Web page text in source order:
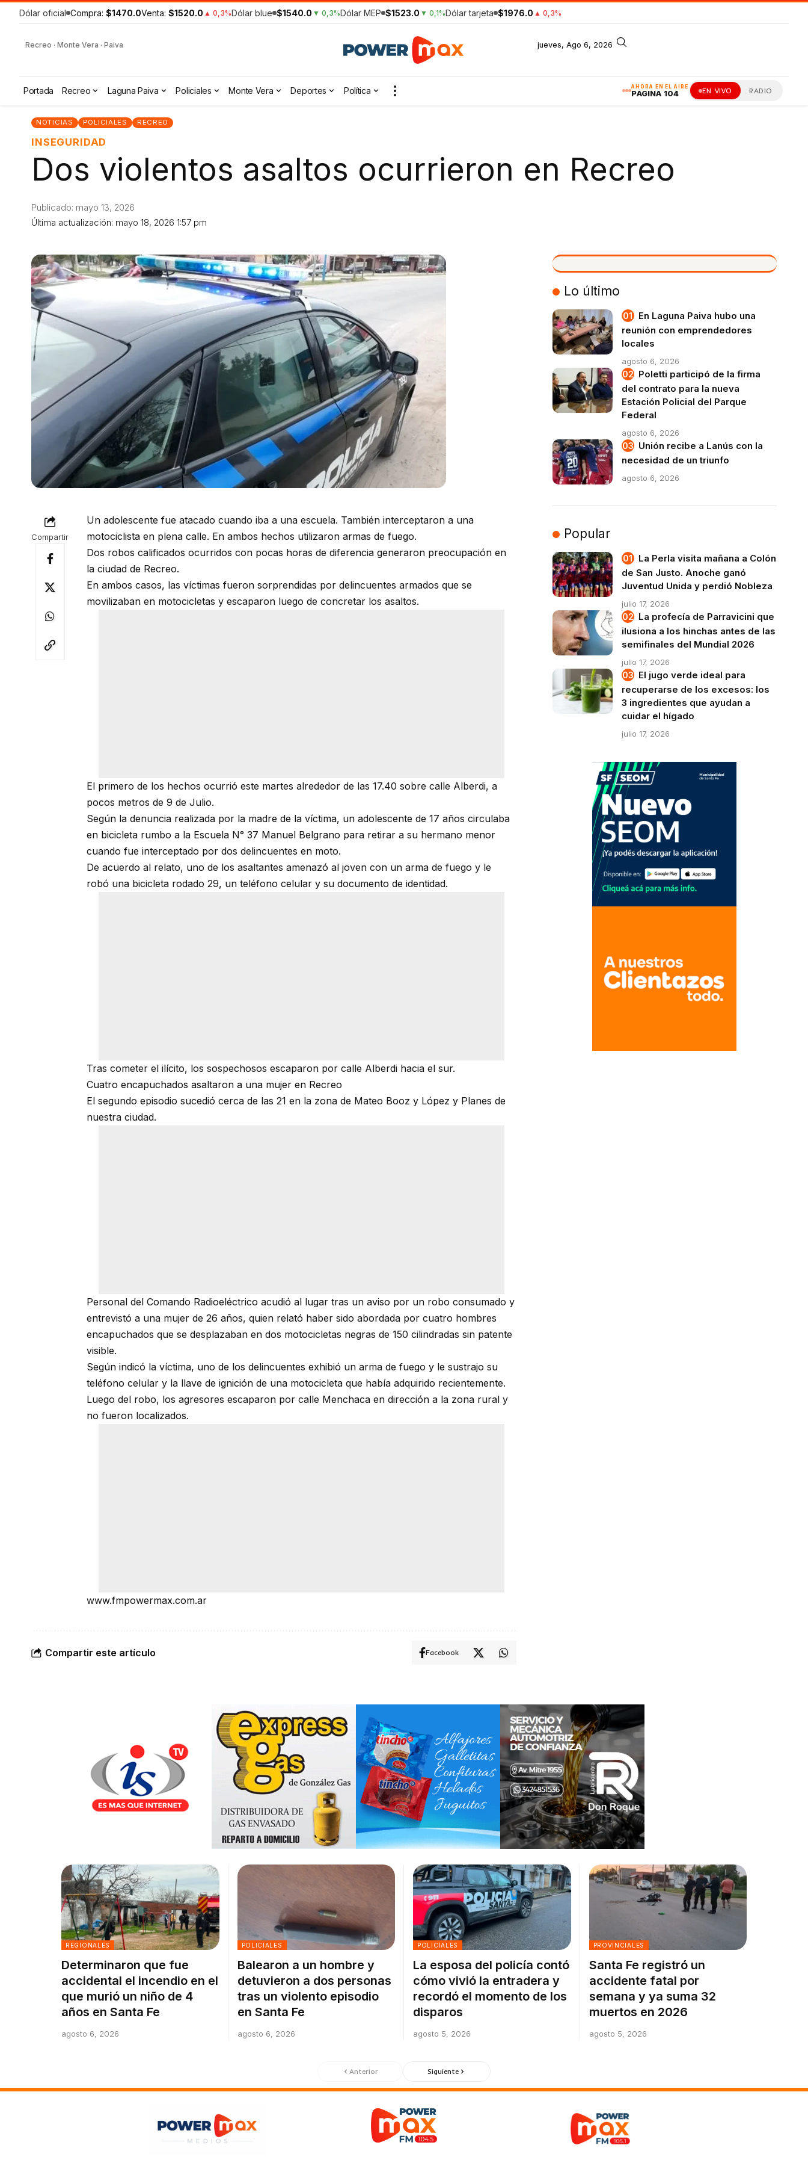
Dólar oficial Compra: $1470.0Venta: $1520.0 ▲ 0,3%Dólar blue $1540.0 ▼ 0,3%Dólar MEP $1523.0 ▼ 0,1%Dólar tarjeta $1976.0 ▲ 0,3%
Recreo · Monte Vera · Paiva jueves, Ago 6, 2026
AHORA EN EL AIRE
PÁGINA 104 EN VIVO RADIO
Portada Recreo Laguna Paiva Policiales Monte Vera Deportes Política
NOTICIAS POLICIALES RECREO
INSEGURIDAD
Dos violentos asaltos ocurrieron en Recreo
Última actualización: mayo 18, 2026 1:57 pm
Publicado: mayo 13, 2026
Compartir
Un adolescente fue atacado cuando iba a una escuela. También interceptaron a una
motociclista en plena calle. En ambos hechos utilizaron armas de fuego.
Dos robos calificados ocurridos con pocas horas de diferencia generaron preocupación en
la ciudad de Recreo.
En ambos casos, las víctimas fueron sorprendidas por delincuentes armados que se
movilizaban en motocicletas y escaparon luego de concretar los asaltos.
El primero de los hechos ocurrió este martes alrededor de las 17.40 sobre calle Alberdi, a
pocos metros de 9 de Julio.
Según la denuncia realizada por la madre de la víctima, un adolescente de 17 años circulaba
en bicicleta rumbo a la Escuela N° 37 Manuel Belgrano para retirar a su hermano menor
cuando fue interceptado por dos delincuentes en moto.
De acuerdo al relato, uno de los asaltantes amenazó al joven con un arma de fuego y le
robó una bicicleta rodado 29, un teléfono celular y su documento de identidad.
Tras cometer el ilícito, los sospechosos escaparon por calle Alberdi hacia el sur.
Cuatro encapuchados asaltaron a una mujer en Recreo
El segundo episodio sucedió cerca de las 21 en la zona de Mateo Booz y López y Planes de
nuestra ciudad.
Personal del Comando Radioeléctrico acudió al lugar tras un aviso por un robo consumado y
entrevistó a una mujer de 26 años, quien relató haber sido abordada por cuatro hombres
encapuchados que se desplazaban en dos motocicletas negras de 150 cilindradas sin patente
visible.
Según indicó la víctima, uno de los delincuentes exhibió un arma de fuego y le sustrajo su
teléfono celular y la llave de ignición de una motocicleta que había adquirido recientemente.
Luego del robo, los agresores escaparon por calle Menchaca en dirección a la zona rural y
no fueron localizados.
www.fmpowermax.com.ar
Compartir este artículo Facebook
VIVO
Lo último
En Laguna Paiva hubo una
reunión con emprendedores
locales
agosto 6, 2026
Poletti participó de la firma
del contrato para la nueva
Estación Policial del Parque
Federal
agosto 6, 2026
Unión recibe a Lanús con la
necesidad de un triunfo
agosto 6, 2026
Popular
La Perla visita mañana a Colón
de San Justo. Anoche ganó
Juventud Unida y perdió Nobleza
julio 17, 2026
La profecía de Parravicini que
ilusiona a los hinchas antes de las
semifinales del Mundial 2026
julio 17, 2026
El jugo verde ideal para
recuperarse de los excesos: los
3 ingredientes que ayudan a
cuidar el hígado
julio 17, 2026
REGIONALES
Determinaron que fue
accidental el incendio en el
que murió un niño de 4
años en Santa Fe
agosto 6, 2026
POLICIALES
Balearon a un hombre y
detuvieron a dos personas
tras un violento episodio
en Santa Fe
agosto 6, 2026
POLICIALES
La esposa del policía contó
cómo vivió la entradera y
recordó el momento de los
disparos
agosto 5, 2026
PROVINCIALES
Santa Fe registró un
accidente fatal por
semana y ya suma 32
muertos en 2026
agosto 5, 2026
Anterior Siguiente